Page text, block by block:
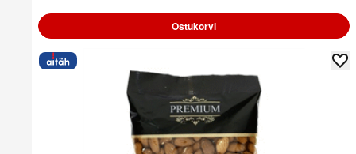
Ostukorvi